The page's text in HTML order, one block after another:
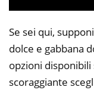
Se sei qui,
dolce e gabbana
opzioni
scoraggiante